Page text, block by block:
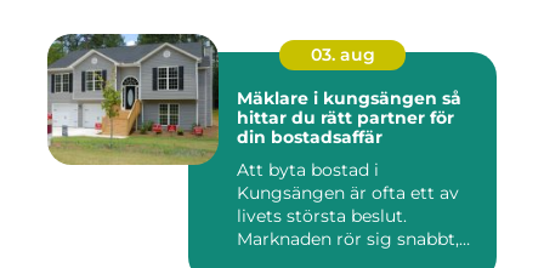
03. aug
Mäklare i kungsängen så
hittar du rätt partner för
din bostadsaffär
Att byta bostad i
Kungsängen är ofta ett av
livets största beslut.
Marknaden rör sig snabbt,